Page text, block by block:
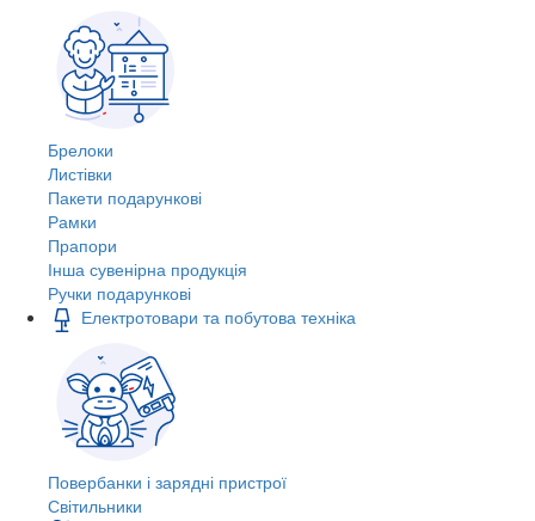
Брелоки
Листівки
Пакети подарункові
Рамки
Прапори
Інша сувенірна продукція
Ручки подарункові
Електротовари та побутова техніка
Повербанки і зарядні пристрої
Світильники